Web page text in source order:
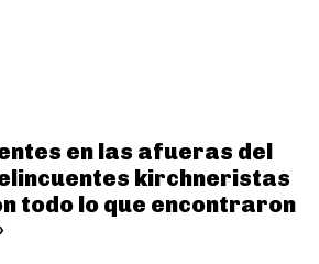
en las afueras del
kirchneristas
todo lo que encontraron